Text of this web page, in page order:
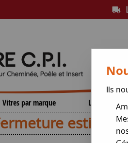
Vitres par marque Lamelles de
estivale ,
Ils